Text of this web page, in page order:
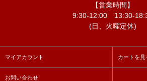
【営業時間】
9:30-12:00 13:30-
(日、火曜定休)
マイアカウント カートを見
お問い合わせ